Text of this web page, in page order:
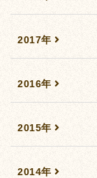
2017年
2016年
2015年
2014年